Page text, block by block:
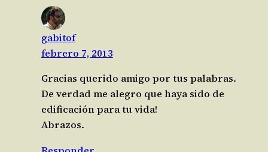
gabitof
febrero 7, 2013
Gracias querido amigo por tus palabras.
De verdad me alegro que haya sido de
edificación para tu vida!
Abrazos.